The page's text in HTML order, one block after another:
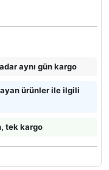
aynı gün kargo
ürünler ile ilgili
tek kargo